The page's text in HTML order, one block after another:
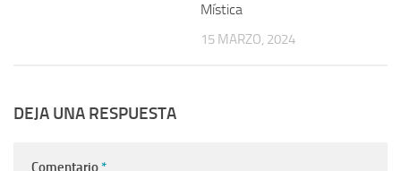
Mística
15 MARZO, 2024
DEJA UNA RESPUESTA
Comentario *